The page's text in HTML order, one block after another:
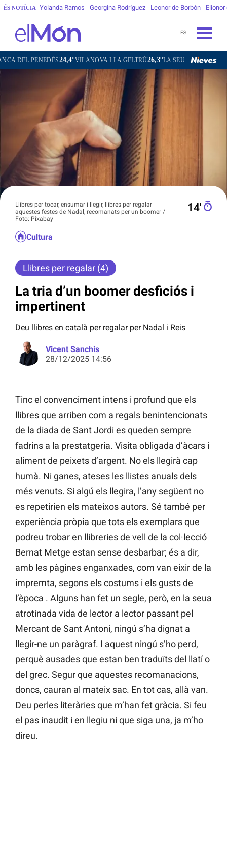
ÉS NOTÍCIA Yolanda Ramos Georgina Rodríguez Leonor de Borbón Elionor
ES
VILANOVA I LA GELTRÚ26,3°LA SEU D'URGELL25,6°PUIGCERDÀ19,4°
Llibres per tocar, ensumar i llegir, llibres per regalar
aquestes festes de Nadal, recomanats per un boomer /
Foto: Pixabay
14′
Cultura
Llibres per regalar (4)
La tria d’un boomer desficiós i
impertinent
Deu llibres en català per regalar per Nadal i Reis
Vicent Sanchis
28/12/2025 14:56
Tinc el convenciment intens i profund que els
llibres que arriben com a regals benintencionats
de la diada de Sant Jordi es queden sempre
fadrins a la prestatgeria. Visita obligada d’àcars i
aliment de peixets d’argent. No els llegirà cap
humà. Ni ganes, ateses les llistes anuals dels
més venuts. Si algú els llegira, l’any següent no
es repetirien els mateixos autors. Sé també per
experiència pròpia que tots els exemplars que
podreu trobar en llibreries de vell de la col·lecció
Bernat Metge estan sense desbarbar; és a dir,
amb les pàgines enganxades, com van eixir de la
impremta, segons els costums i els gusts de
l’època . Alguns han fet un segle, però, en la seua
atrotinada vida de lector a lector passant pel
Mercant de Sant Antoni, ningú s’ha dignat a
llegir-ne un paràgraf. I aquest ningú s’ho perd,
perquè ausades que estan ben traduïts del llatí o
del grec. Segur que aquestes recomanacions,
doncs, cauran al mateix sac. En tot cas, allà van.
Deu perles literàries que m’han fet gràcia. Si feu
el pas inaudit i en llegiu ni que siga una, ja m’ho
direu.